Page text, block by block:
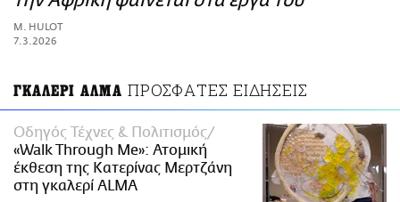
ΑΜΠΑ
PRINT
M. HULOT
7.3.2026
ΓΚΑΛΕΡΙ ΑΛΜΑ ΠΡΟΣΦΑΤΕΣ ΕΙΔΗΣΕΙΣ
Οδηγός Τέχνες & Πολιτισμός
«Walk Through Me»: Ατομική
έκθεση της Κατερίνας Μερτζάνη
στη γκαλερί ALMA